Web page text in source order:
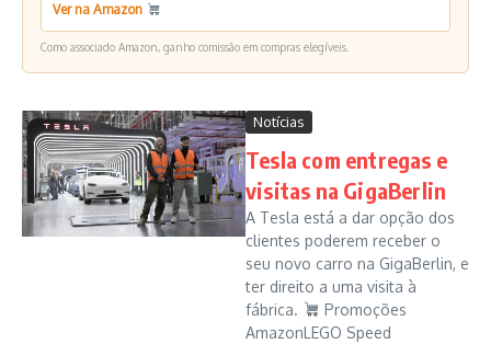
Ver na Amazon
Como associado Amazon, ganho comissão em compras elegíveis.
Notícias
Tesla com entregas e
visitas na GigaBerlin
A Tesla está a dar opção dos
clientes poderem receber o
seu novo carro na GigaBerlin, e
ter direito a uma visita à
fábrica.
Promoções
AmazonLEGO Speed